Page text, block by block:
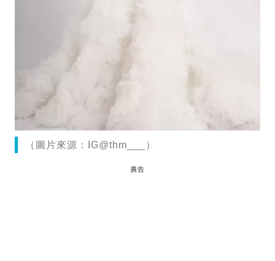
（圖片來源：IG@thm___）
廣告